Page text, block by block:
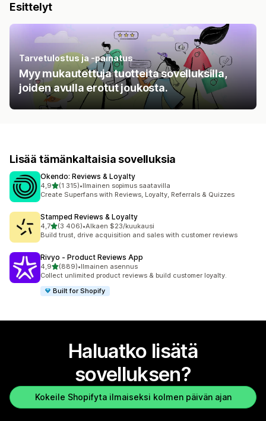
Esittelyt
Tarvetulostus ja -painatus
Myy mukautettuja tuotteita sovelluksilla,
joiden avulla erotut joukosta.
Lisää tämänkaltaisia sovelluksia
Okendo: Reviews & Loyalty
4,9/ 5 tähteä
(1 315)
1315 arvostelua yhteensä
•Ilmainen sopimus saatavilla
Create Superfans with Reviews, Loyalty, Referrals & Quizzes
Stamped Reviews & Loyalty
4,7/ 5 tähteä
(3 406)
3406 arvostelua yhteensä
•Alkaen $23/kuukausi
Build trust, drive acquisition and sales with customer reviews
Rivyo ‑ Product Reviews App
4,9/ 5 tähteä
(889)
889 arvostelua yhteensä
•Ilmainen asennus
Collect unlimited product reviews & build customer loyalty.
Built for Shopify
Haluatko lisätä
sovelluksen?
Kokeile Shopifyta ilmaiseksi kolmen päivän ajan